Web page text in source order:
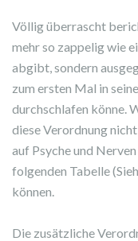
Völlig überrascht
mehr so zappelig wie
abgibt, sondern
zum ersten Mal in
durchschlafen könne.
diese Verordnung
auf Psyche und
folgenden Tabelle
können.
Die zusätzliche